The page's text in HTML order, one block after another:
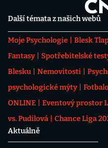
Další témata z našich webů
Moje Psychologie Blesk
Fantasy
Spotřebitelské
Blesku
Nemovitosti
psychologické mýty
ONLINE
Eventový prostor
vs. Pudilová
Chance Liga
Aktuálně